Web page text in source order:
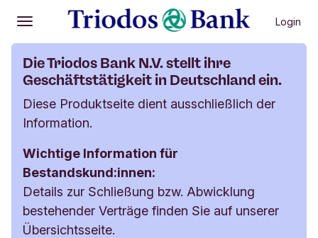
Öffnen
Hauptmenü Login
Die Triodos Bank N.V. stellt ihre
Geschäftstätigkeit in Deutschland ein.
Diese Produktseite dient ausschließlich der
Information.
Wichtige Information für
Bestandskund:innen:
Details zur Schließung bzw. Abwicklung
bestehender Verträge finden Sie auf unserer
Übersichtsseite.